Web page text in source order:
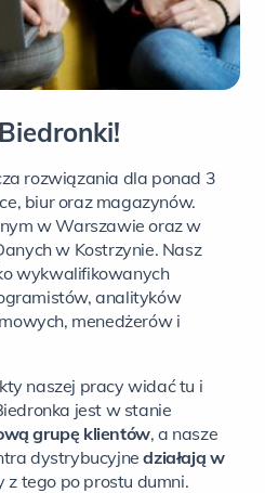
rozwiązania dla ponad 3
biur oraz magazynów.
w Warszawie oraz w
w Kostrzynie. Nasz
wykwalifikowanych
analityków
menedżerów i
naszej pracy widać tu i
jest w stanie
grupę klientów, a nasze
dystrybucyjnedziałają w
z tego po prostu dumni.